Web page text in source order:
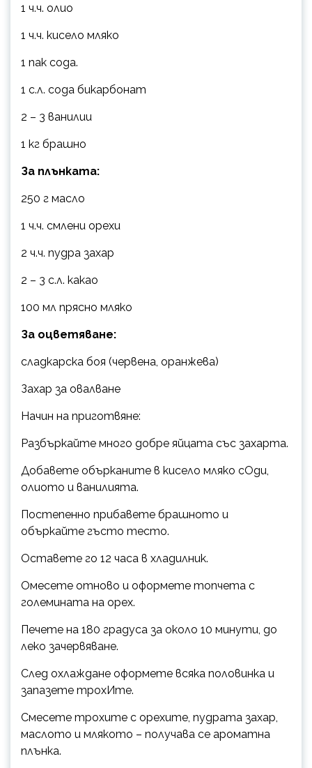
1 ч.ч. олио
1 ч.ч. кисело мляко
1 пак сода.
1 с.л. сода бикарбонат
2 – 3 ванилии
1 кг брашно
За плънката:
250 г масло
1 ч.ч. смлени орехи
2 ч.ч. пудра захар
2 – 3 с.л. какао
100 мл прясно мляко
За оцветяване:
сладкарска боя (червена, оранжева)
Захар за овалване
Начин на приготвяне:
Разбъркайте много добре яйцата със захарта.
Добавете обърканите в кисело мляко сОди,
олиото и ванилията.
Постепенно прибавете брашното и
объркайте гъсто тесто.
Оставете го 12 часа в хладилник.
Омесете отново и оформете топчета с
големината на орех.
Печете на 180 градуса за около 10 минути, до
леко зачервяване.
След охлаждане оформете всяка половинка и
запазете трохИте.
Смесете трохите с орехите, пудрата захар,
маслото и млякото – получава се ароматна
плънка.